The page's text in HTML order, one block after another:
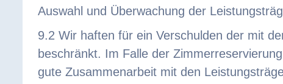
Auswahl und Überwachung der
9.2 Wir haften für ein Verschulden der mit
beschränkt. Im Falle der
gute Zusammenarbeit mit den